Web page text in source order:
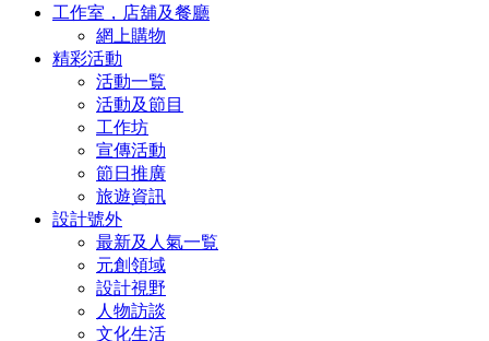
工作室，店舖及餐廳
網上購物
精彩活動
活動一覧
活動及節目
工作坊
宣傳活動
節日推廣
旅遊資訊
設計號外
最新及人氣一覧
元創領域
設計視野
人物訪談
文化生活